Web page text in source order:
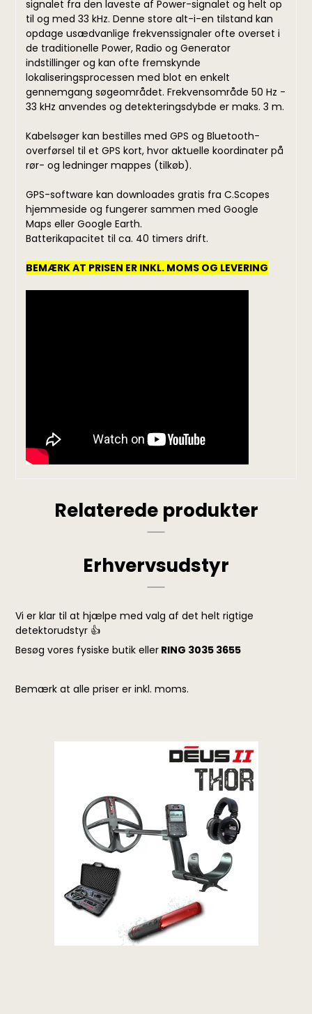
signalet fra den laveste af Power-signalet og helt op
til og med 33 kHz. Denne store alt-i-en tilstand kan
opdage usædvanlige frekvenssignaler ofte overset i
de traditionelle Power, Radio og Generator
indstillinger og kan ofte fremskynde
lokaliseringsprocessen med blot en enkelt
gennemgang søgeområdet. Frekvensområde 50 Hz -
33 kHz anvendes og detekteringsdybde er maks. 3 m.
Kabelsøger kan bestilles med GPS og Bluetooth-
overførsel til et GPS kort, hvor aktuelle koordinater på
rør- og ledninger mappes (tilkøb).
GPS-software kan downloades gratis fra C.Scopes
hjemmeside og fungerer sammen med Google
Maps eller Google Earth.
Batterikapacitet til ca. 40 timers drift.
BEMÆRK AT PRISEN ER INKL. MOMS OG LEVERING
Relaterede produkter
Erhvervsudstyr
Vi er klar til at hjælpe med valg af det helt rigtige
detektorudstyr 👍
Besøg vores fysiske butik eller RING 3035 3655
Bemærk at alle priser er inkl. moms.